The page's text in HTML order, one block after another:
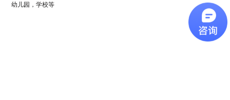
幼儿园，学校等